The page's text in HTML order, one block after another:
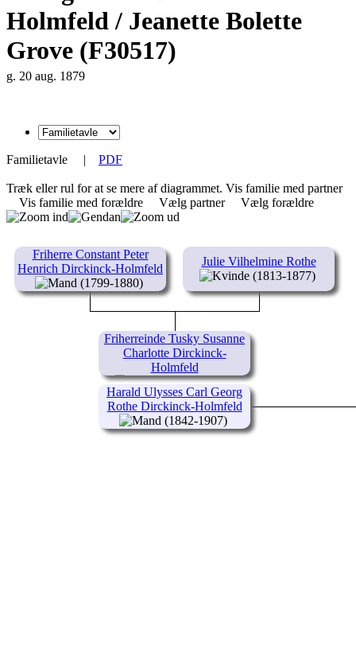
Holmfeld / Jeanette Bolette
Grove (F30517)
g. 20 aug. 1879
Familietavle | PDF
Træk eller rul for at se mere af diagrammet. Vis familie med partner
Vis familie med forældre
Vælg partner Vælg forældre
Friherre Constant Peter
Henrich Dirckinck-Holmfeld
(1799-1880)
Julie Vilhelmine Rothe
(1813-1877)
Friherreinde Tusky Susanne
Charlotte Dirckinck-
Holmfeld
(1839-1924)
Harald Ulysses Carl Georg
Rothe Dirckinck-Holmfeld
(1842-1907)